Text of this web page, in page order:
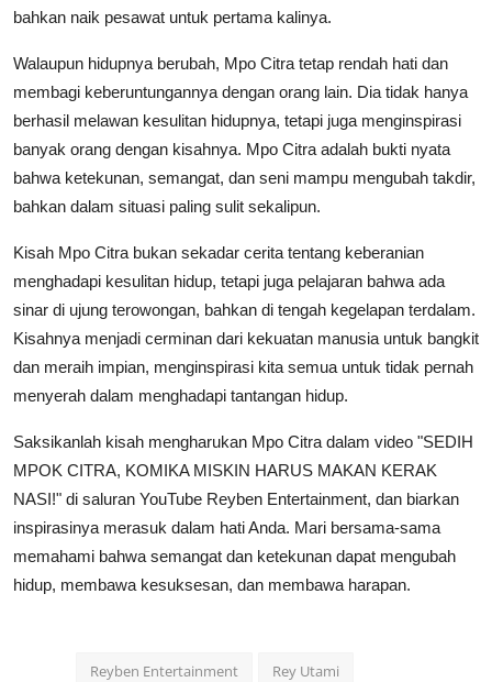
bahkan naik pesawat untuk pertama kalinya.
Walaupun hidupnya berubah, Mpo Citra tetap rendah hati dan
membagi keberuntungannya dengan orang lain. Dia tidak hanya
berhasil melawan kesulitan hidupnya, tetapi juga menginspirasi
banyak orang dengan kisahnya. Mpo Citra adalah bukti nyata
bahwa ketekunan, semangat, dan seni mampu mengubah takdir,
bahkan dalam situasi paling sulit sekalipun.
Kisah Mpo Citra bukan sekadar cerita tentang keberanian
menghadapi kesulitan hidup, tetapi juga pelajaran bahwa ada
sinar di ujung terowongan, bahkan di tengah kegelapan terdalam.
Kisahnya menjadi cerminan dari kekuatan manusia untuk bangkit
dan meraih impian, menginspirasi kita semua untuk tidak pernah
menyerah dalam menghadapi tantangan hidup.
Saksikanlah kisah mengharukan Mpo Citra dalam video "SEDIH
MPOK CITRA, KOMIKA MISKIN HARUS MAKAN KERAK
NASI!" di saluran YouTube Reyben Entertainment, dan biarkan
inspirasinya merasuk dalam hati Anda. Mari bersama-sama
memahami bahwa semangat dan ketekunan dapat mengubah
hidup, membawa kesuksesan, dan membawa harapan.
Reyben Entertainment Rey Utami